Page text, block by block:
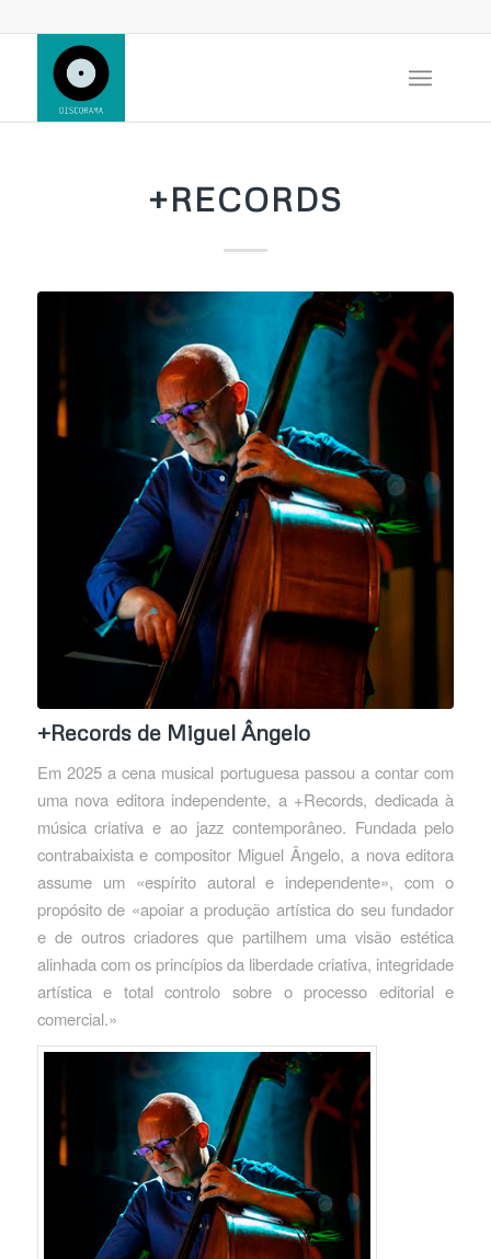
+RECORDS
+Records de Miguel Ângelo
Em 2025 a cena musical portuguesa passou a contar com
uma nova editora independente, a +Records, dedicada à
música criativa e ao jazz contemporâneo. Fundada pelo
contrabaixista e compositor Miguel Ângelo, a nova editora
assume um «espírito autoral e independente», com o
propósito de «apoiar a produção artística do seu fundador
e de outros criadores que partilhem uma visão estética
alinhada com os princípios da liberdade criativa, integridade
artística e total controlo sobre o processo editorial e
comercial.»